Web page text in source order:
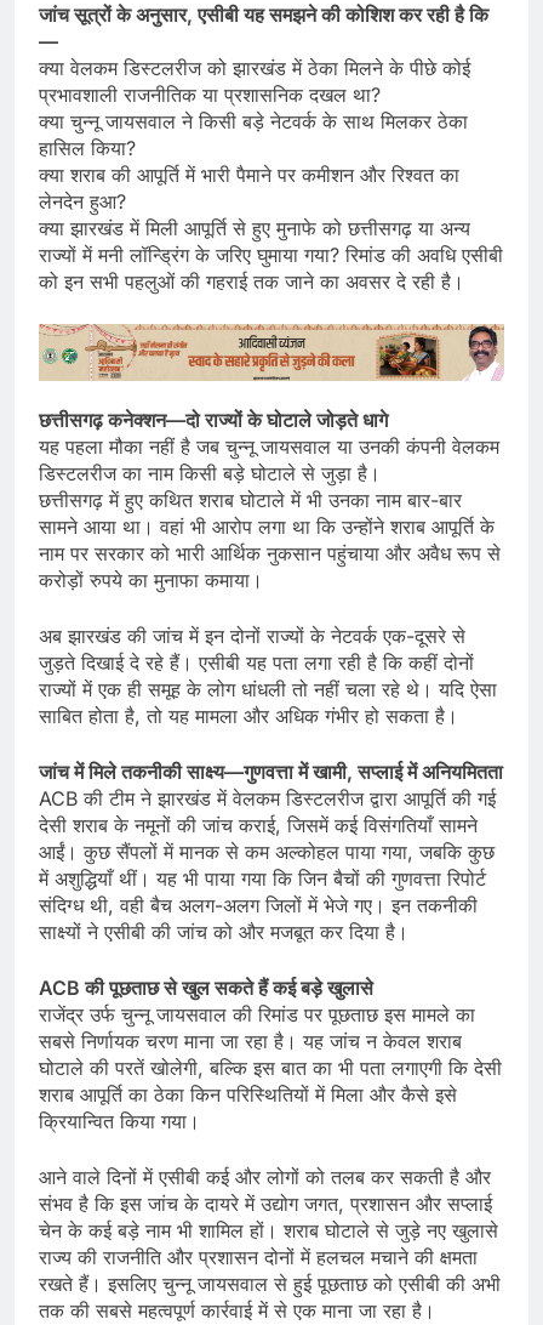
जांच सूत्रों के अनुसार, एसीबी यह समझने की कोशिश कर रही है कि
—
क्या वेलकम डिस्टलरीज को झारखंड में ठेका मिलने के पीछे कोई
प्रभावशाली राजनीतिक या प्रशासनिक दखल था?
क्या चुन्नू जायसवाल ने किसी बड़े नेटवर्क के साथ मिलकर ठेका
हासिल किया?
क्या शराब की आपूर्ति में भारी पैमाने पर कमीशन और रिश्वत का
लेनदेन हुआ?
क्या झारखंड में मिली आपूर्ति से हुए मुनाफे को छत्तीसगढ़ या अन्य
राज्यों में मनी लॉन्ड्रिंग के जरिए घुमाया गया? रिमांड की अवधि एसीबी
को इन सभी पहलुओं की गहराई तक जाने का अवसर दे रही है।
छत्तीसगढ़ कनेक्शन—दो राज्यों के घोटाले जोड़ते धागे
यह पहला मौका नहीं है जब चुन्नू जायसवाल या उनकी कंपनी वेलकम
डिस्टलरीज का नाम किसी बड़े घोटाले से जुड़ा है।
छत्तीसगढ़ में हुए कथित शराब घोटाले में भी उनका नाम बार-बार
सामने आया था। वहां भी आरोप लगा था कि उन्होंने शराब आपूर्ति के
नाम पर सरकार को भारी आर्थिक नुकसान पहुंचाया और अवैध रूप से
करोड़ों रुपये का मुनाफा कमाया।
अब झारखंड की जांच में इन दोनों राज्यों के नेटवर्क एक-दूसरे से
जुड़ते दिखाई दे रहे हैं। एसीबी यह पता लगा रही है कि कहीं दोनों
राज्यों में एक ही समूह के लोग धांधली तो नहीं चला रहे थे। यदि ऐसा
साबित होता है, तो यह मामला और अधिक गंभीर हो सकता है।
जांच में मिले तकनीकी साक्ष्य—गुणवत्ता में खामी, सप्लाई में अनियमितता
ACB की टीम ने झारखंड में वेलकम डिस्टलरीज द्वारा आपूर्ति की गई
देसी शराब के नमूनों की जांच कराई, जिसमें कई विसंगतियाँ सामने
आईं। कुछ सैंपलों में मानक से कम अल्कोहल पाया गया, जबकि कुछ
में अशुद्धियाँ थीं। यह भी पाया गया कि जिन बैचों की गुणवत्ता रिपोर्ट
संदिग्ध थी, वही बैच अलग-अलग जिलों में भेजे गए। इन तकनीकी
साक्ष्यों ने एसीबी की जांच को और मजबूत कर दिया है।
ACB की पूछताछ से खुल सकते हैं कई बड़े खुलासे
राजेंद्र उर्फ चुन्नू जायसवाल की रिमांड पर पूछताछ इस मामले का
सबसे निर्णायक चरण माना जा रहा है। यह जांच न केवल शराब
घोटाले की परतें खोलेगी, बल्कि इस बात का भी पता लगाएगी कि देसी
शराब आपूर्ति का ठेका किन परिस्थितियों में मिला और कैसे इसे
क्रियान्वित किया गया।
आने वाले दिनों में एसीबी कई और लोगों को तलब कर सकती है और
संभव है कि इस जांच के दायरे में उद्योग जगत, प्रशासन और सप्लाई
चेन के कई बड़े नाम भी शामिल हों। शराब घोटाले से जुड़े नए खुलासे
राज्य की राजनीति और प्रशासन दोनों में हलचल मचाने की क्षमता
रखते हैं। इसलिए चुन्नू जायसवाल से हुई पूछताछ को एसीबी की अभी
तक की सबसे महत्वपूर्ण कार्रवाई में से एक माना जा रहा है।